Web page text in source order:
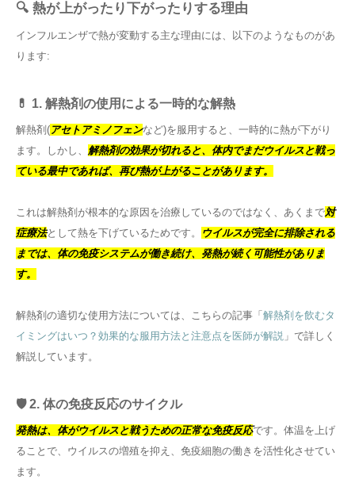
🔍 熱が上がったり下がったりする理由
インフルエンザで熱が変動する主な理由には、以下のようなものがあ
ります:
💊 1. 解熱剤の使用による一時的な解熱
解熱剤(アセトアミノフェンなど)を服用すると、一時的に熱が下がり
ます。しかし、 解熱剤の効果が切れると、体内でまだウイルスと戦っ
ている最中であれば、再び熱が上がることがあります。
これは解熱剤が根本的な原因を治療しているのではなく、あくまで対
症療法として熱を下げているためです。
ウイルスが完全に排除される
までは、体の免疫システムが働き続け、発熱が続く可能性がありま
す。
解熱剤の適切な使用方法については、こちらの記事「 解熱剤を飲むタ
イミングはいつ？効果的な服用方法と注意点を医師が解説 」で詳しく
解説しています。
🛡️ 2. 体の免疫反応のサイクル
発熱は、体がウイルスと戦うための正常な免疫反応です。体温を上げ
ることで、ウイルスの増殖を抑え、免疫細胞の働きを活性化させてい
ます。